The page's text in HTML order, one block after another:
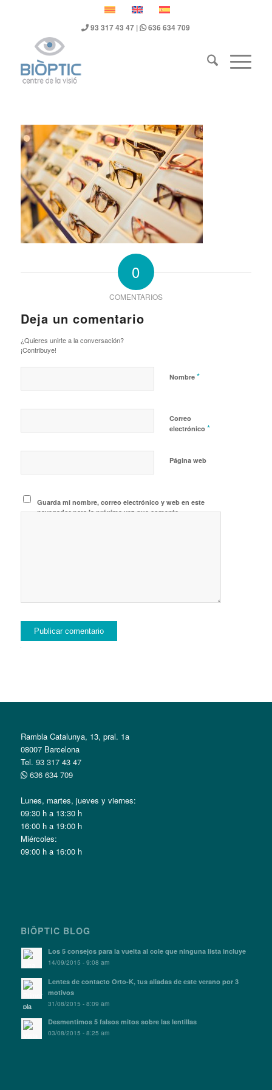
93 317 43 47 | 636 634 709
0
COMENTARIOS
Deja un comentario
¿Quieres unirte a la conversación?
¡Contribuye!
Nombre *
Correo
electrónico *
Página web
Guarda mi nombre, correo electrónico y web en este
navegador para la próxima vez que comente.
Rambla Catalunya, 13, pral. 1a
08007 Barcelona
Tel. 93 317 43 47
636 634 709
Lunes, martes, jueves y viernes:
09:30 h a 13:30 h
16:00 h a 19:00 h
Miércoles:
09:00 h a 16:00 h
BIÔPTIC BLOG
Los 5 consejos para la vuelta al cole que ninguna lista incluye
14/09/2015 - 9:08 am
Lentes de contacto Orto-K, tus aliadas de este verano por 3
motivos
31/08/2015 - 8:09 am
Desmentimos 5 falsos mitos sobre las lentillas
03/08/2015 - 8:25 am